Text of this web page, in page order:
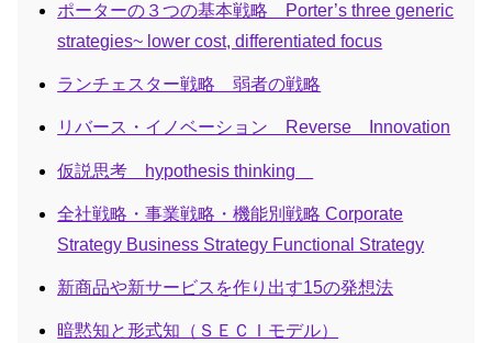
ポーターの３つの基本戦略 Porter’s three generic
strategies~ lower cost, differentiated focus
ランチェスター戦略 弱者の戦略
リバース・イノベーション Reverse Innovation
仮説思考 hypothesis thinking
全社戦略・事業戦略・機能別戦略 Corporate
Strategy Business Strategy Functional Strategy
新商品や新サービスを作り出す15の発想法
暗黙知と形式知（ＳＥＣＩモデル）